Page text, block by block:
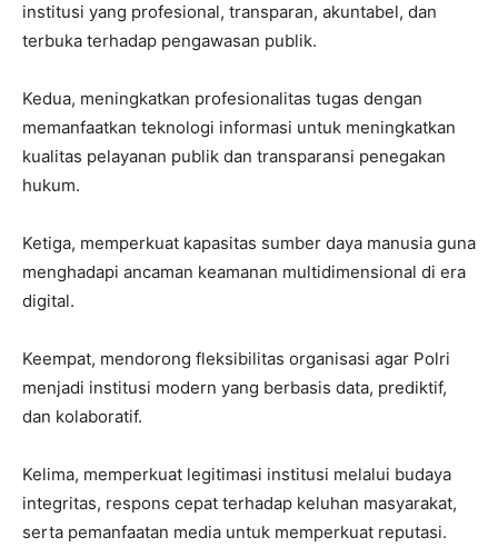
institusi yang profesional, transparan, akuntabel, dan
terbuka terhadap pengawasan publik.
Kedua, meningkatkan profesionalitas tugas dengan
memanfaatkan teknologi informasi untuk meningkatkan
kualitas pelayanan publik dan transparansi penegakan
hukum.
Ketiga, memperkuat kapasitas sumber daya manusia guna
menghadapi ancaman keamanan multidimensional di era
digital.
Keempat, mendorong fleksibilitas organisasi agar Polri
menjadi institusi modern yang berbasis data, prediktif,
dan kolaboratif.
Kelima, memperkuat legitimasi institusi melalui budaya
integritas, respons cepat terhadap keluhan masyarakat,
serta pemanfaatan media untuk memperkuat reputasi.